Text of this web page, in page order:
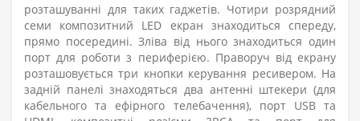
розташуванні для таких гаджетів. Чотири розрядний
семи композитний LED екран знаходиться спереду,
прямо посередині. Зліва від нього знаходиться один
порт для роботи з периферією. Праворуч від екрану
розташовується три кнопки керування ресивером. На
задній панелі знаходяться два антенні штекери (для
кабельного та ефірного телебачення), порт USB та